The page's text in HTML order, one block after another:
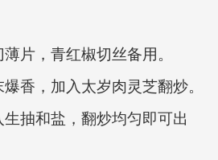
片，青红椒切丝备用。
香，加入太岁肉灵芝翻炒。
抽和盐，翻炒均匀即可出